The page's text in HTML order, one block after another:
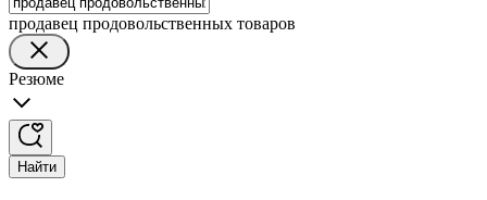
продавец продовольственных товаров
Резюме
Найти